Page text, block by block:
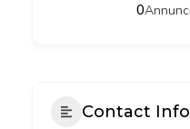
0Annunci
Contact Info